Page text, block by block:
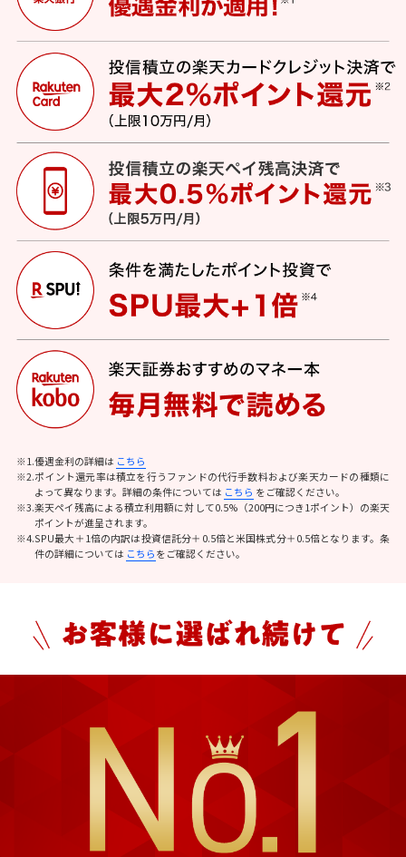
※1.優遇金利の詳細は こちら
※2.ポイント還元率は積立を行うファンドの代行手数料および楽天カードの種類に
よって異なります。詳細の条件については こちら をご確認ください。
※3.楽天ペイ残高による積立利用額に対して0.5%（200円につき1ポイント）の楽天
ポイントが進呈されます。
※4.SPU最大＋1倍の内訳は投資信託分＋0.5倍と米国株式分＋0.5倍となります。条
件の詳細については こちら をご確認ください。